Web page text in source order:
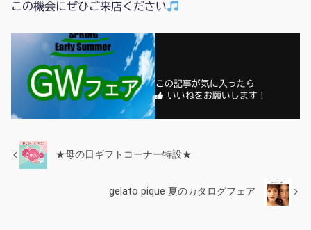
この機会にぜひご来店ください
この記事が気に入ったら
いいねをお願いします！
★母の日ギフトコーナー特設★
gelato pique 夏のカタログフェア